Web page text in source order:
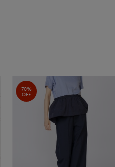
70%
OFF